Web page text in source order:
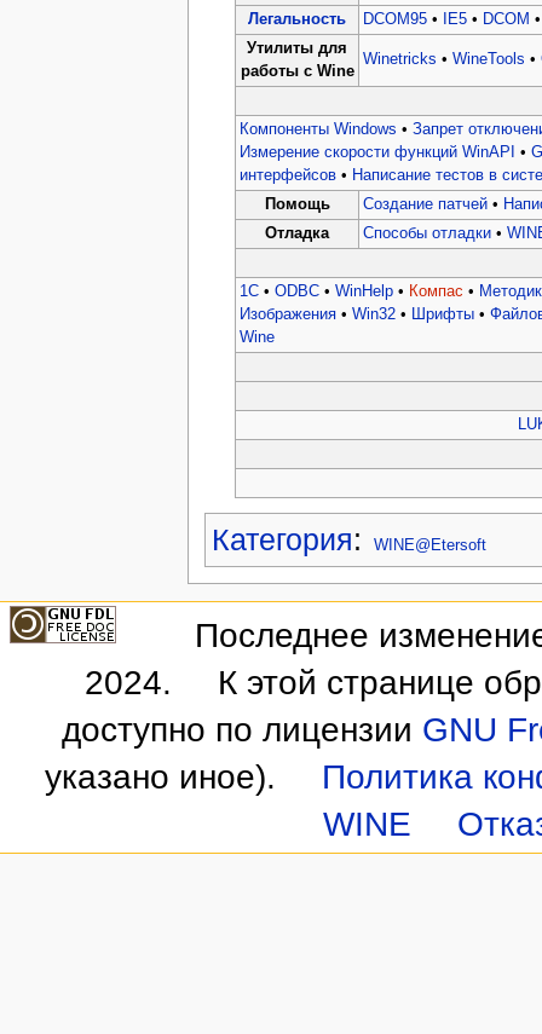
Легальность
DCOM95• IE5• DCOM
Утилиты для
работы с Wine
Winetricks • WineTools •
Компоненты Windows • Запрет
Измерение скорости функций WinAPI
•
интерфейсов• Написание тестов в
Помощь
Создание патчей•
Отладка
Способы отладки•
1C• ODBC• WinHelp• Компас •
Изображения• Win32• Шрифты•
Wine
Категория: WINE@Etersoft
Последнее
2024.
К этой странице
доступно по лицензии GNU
указано иное).
Политика
WINE